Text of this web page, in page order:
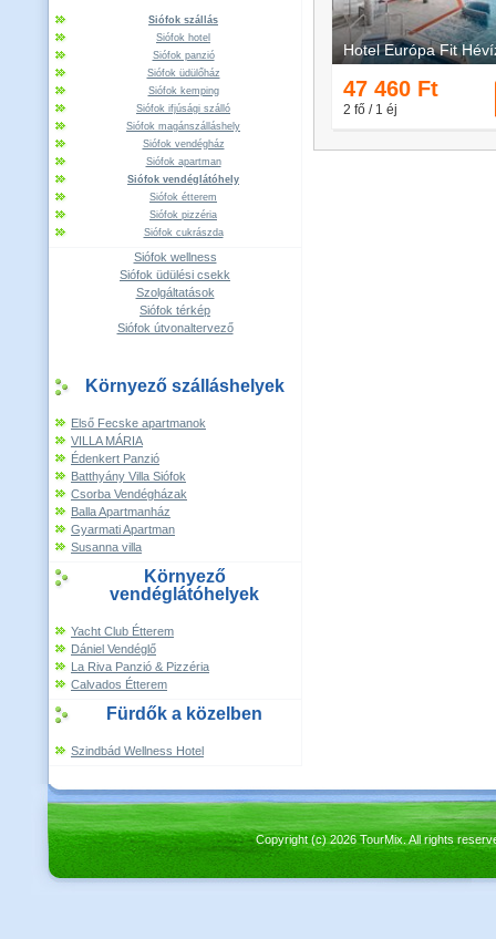
Siófok szállás
Siófok hotel
Siófok panzió
Siófok üdülőház
Siófok kemping
Siófok ifjúsági szálló
Siófok magánszálláshely
Siófok vendégház
Siófok apartman
Siófok vendéglátóhely
Siófok étterem
Siófok pizzéria
Siófok cukrászda
Siófok wellness
Siófok üdülési csekk
Szolgáltatások
Siófok térkép
Siófok útvonaltervező
Környező szálláshelyek
Első Fecske apartmanok
VILLA MÁRIA
Édenkert Panzió
Batthyány Villa Siófok
Csorba Vendégházak
Balla Apartmanház
Gyarmati Apartman
Susanna villa
Környező
vendéglátóhelyek
Yacht Club Étterem
Dániel Vendéglő
La Riva Panzió & Pizzéria
Calvados Étterem
Fürdők a közelben
Szindbád Wellness Hotel
Copyright (c) 2026 TourMix. All rights